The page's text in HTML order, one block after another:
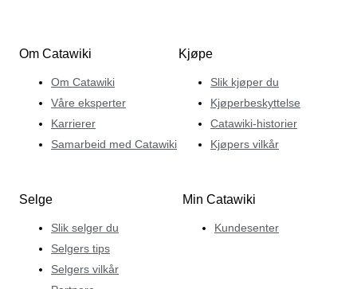
Om Catawiki
Om Catawiki
Våre eksperter
Karrierer
Samarbeid med Catawiki
Kjøpe
Slik kjøper du
Kjøperbeskyttelse
Catawiki-historier
Kjøpers vilkår
Selge
Slik selger du
Selgers tips
Selgers vilkår
Min Catawiki
Kundesenter